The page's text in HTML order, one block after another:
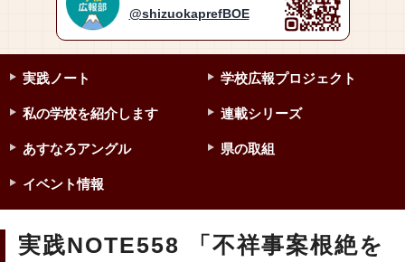
@shizuokaprefBOE
実践ノート 学校広報プロジェクト
私の学校を紹介します 連載シリーズ
あすなろアングル 県の取組
イベント情報
実践NOTE558 「不祥事案根絶を